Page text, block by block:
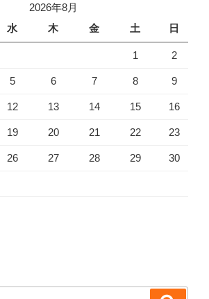
2026年8月
水 木 金 土 日
1 2
5 6 7 8 9
12 13 14 15 16
19 20 21 22 23
26 27 28 29 30